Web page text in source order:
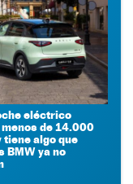
eléctrico
de 14.000
tiene algo que
BMW ya no